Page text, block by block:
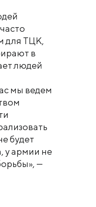
для ТЦК,
в
людей
мы ведем
будет
у армии не
—